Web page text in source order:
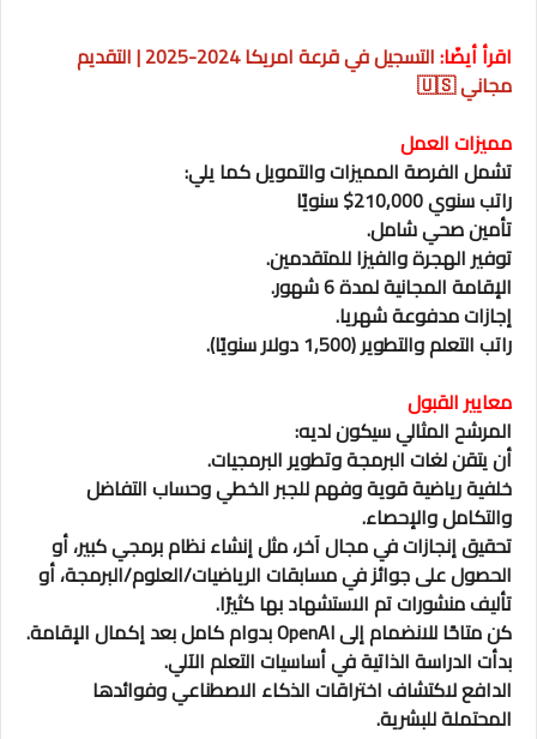
اقرأ أيضًا:
التسجيل في قرعة امريكا 2024-2025 | التقديم
مجاني 🇺🇸
مميزات العمل
تشمل الفرصة المميزات والتمويل كما يلي:
راتب سنوي 210,000$ سنويًا
تأمين صحي شامل.
توفير الهجرة والفيزا للمتقدمين.
الإقامة المجانية لمدة 6 شهور.
إجازات مدفوعة شهريا.
راتب التعلم والتطوير (1,500 دولار سنويًا).
معايير القبول
المرشح المثالي سيكون لديه:
أن يتقن لغات البرمجة وتطوير البرمجيات.
خلفية رياضية قوية وفهم للجبر الخطي وحساب التفاضل
والتكامل والإحصاء.
تحقيق إنجازات في مجال آخر، مثل إنشاء نظام برمجي كبير، أو
الحصول على جوائز في مسابقات الرياضيات/العلوم/البرمجة، أو
تأليف منشورات تم الاستشهاد بها كثيرًا.
كن متاحًا للانضمام إلى OpenAI بدوام كامل بعد إكمال الإقامة.
بدأت الدراسة الذاتية في أساسيات التعلم الآلي.
الدافع لاكتشاف اختراقات الذكاء الاصطناعي وفوائدها
المحتملة للبشرية.